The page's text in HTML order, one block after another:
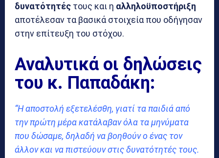
δυνατότητές τους και η αλληλοϋποστήριξη
αποτέλεσαν τα βασικά στοιχεία που οδήγησαν
στην επίτευξη του στόχου.
Αναλυτικά οι δηλώσεις
του κ. Παπαδάκη:
“Η αποστολή εξετελέσθη, γιατί τα παιδιά από
την πρώτη μέρα κατάλαβαν όλα τα μηνύματα
που δώσαμε, δηλαδή να βοηθούν ο ένας τον
άλλον και να πιστεύουν στις δυνατότητές τους.